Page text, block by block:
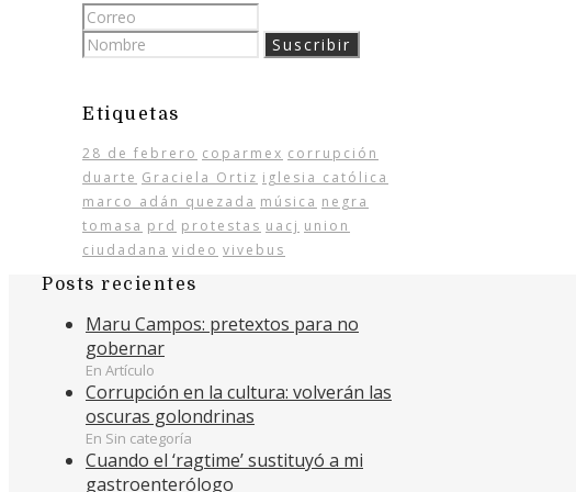
Etiquetas
28 de febrero coparmex corrupción
duarte Graciela Ortiz iglesia católica
marco adán quezada música negra
tomasa prd protestas uacj union
ciudadana video vivebus
Posts recientes
Maru Campos: pretextos para no
gobernar
En Artículo
Corrupción en la cultura: volverán las
oscuras golondrinas
En Sin categoría
Cuando el ‘ragtime’ sustituyó a mi
gastroenterólogo